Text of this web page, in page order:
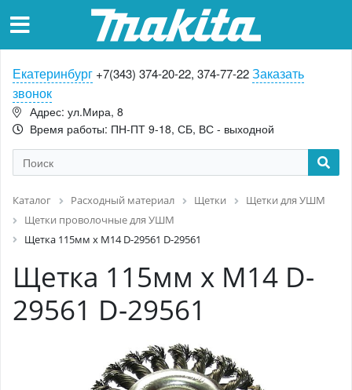
Екатеринбург +7(343) 374-20-22, 374-77-22Заказать
звонок
Адрес: ул.Мира, 8
Время работы: ПН-ПТ 9-18, СБ, ВС - выходной
Каталог Расходный материал Щетки
Щетки для УШМ
Щетки проволочные для УШМ
Щетка 115мм х M14 D-29561 D-29561
Щетка 115мм х M14 D-
29561 D-29561